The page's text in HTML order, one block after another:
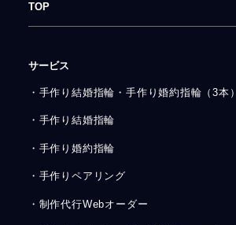
TOP
サービス
・手作り結婚指輪・手作り婚約指輪（3本）
・手作り結婚指輪
・手作り婚約指輪
・手作りペアリング
・制作代行Webオーダー